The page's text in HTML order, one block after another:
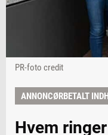
PR-foto credit
ANNONCØRBETALT
Hvem